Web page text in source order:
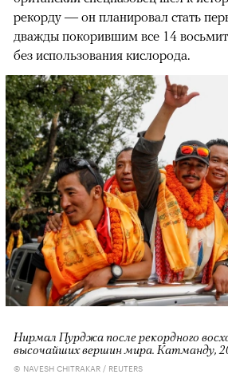
рекорду — он планировал стать
дважды покорившим все 14
без использования кислорода.
Нирмал Пурджа после рекордного
высочайших вершин мира. Катманду,
© NAVESH CHITRAKAR / REUTERS